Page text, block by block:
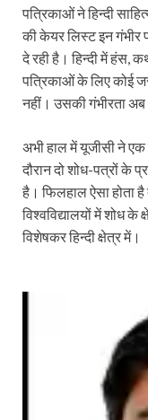
पत्रिकाओं ने हिन्दी
की केयर लिस्ट इन गंभीर
दे रही है। हिन्दी में हंस,
पत्रिकाओं के लिए कोई
नहीं। उसकी गंभीरता अब
अभी हाल में यूजीसी ने एक
दौरान दो शोध-पत्रों के
है। फिलहाल ऐसा होता
विश्वविद्यालयों में शोध
विशेषकर हिन्दी क्षेत्र में।